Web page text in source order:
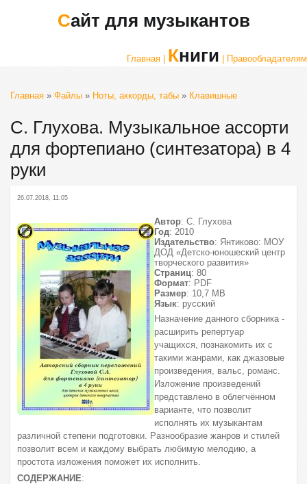
Сайт для музыкантов
Главная | Книги | Правообладателям
Главная » Файлы » Ноты, аккорды, табы » Клавишные
С. Глухова. Музыкальное ассорти
для фортепиано (синтезатора) в 4
руки
26.07.2018, 11:05
Автор: С. Глухова
Год: 2010
Издательство: Янтиково: МОУ
ДОД «Детско-юношеский центр
творческого развития»
Страниц: 80
Формат: PDF
Размер: 10,7 МВ
Язык: русский
Назначение данного сборника -
расширить репертуар
учащихся, познакомить их с
такими жанрами, как джазовые
произведения, вальс, романс.
Изложение произведений
представлено в облегчённом
варианте, что позволит
исполнять их музыкантам
различной степени подготовки. Разнообразие жанров и стилей
позволит всем и каждому выбрать любимую мелодию, а
простота изложения поможет их исполнить.
СОДЕРЖАНИЕ: